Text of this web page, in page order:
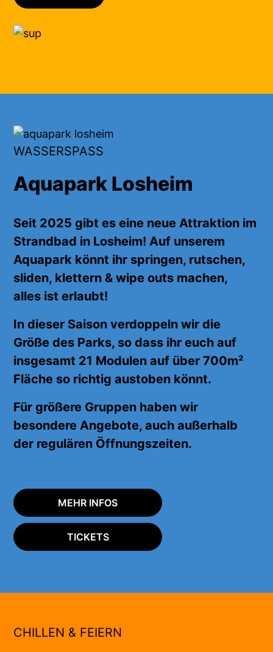
WASSERSPASS
Aquapark Losheim
Seit 2025 gibt es eine neue Attraktion im
Strandbad in Losheim! Auf unserem
Aquapark könnt ihr springen, rutschen,
sliden, klettern & wipe outs machen,
alles ist erlaubt!
In dieser Saison verdoppeln wir die
Größe des Parks, so dass ihr euch auf
insgesamt 21 Modulen auf über 700m²
Fläche so richtigaustoben könnt.
Für größere Gruppen haben wir
besondere Angebote, auch außerhalb
der regulären Öffnungszeiten.
MEHR INFOS
TICKETS
CHILLEN & FEIERN